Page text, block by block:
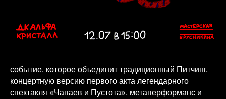
событие, которое объединит традиционный Питчинг,
концертную версию первого акта легендарного
спектакля «Чапаев и Пустота», метаперформанс и